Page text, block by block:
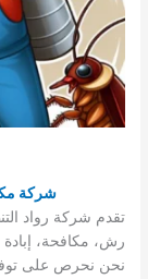
شركة
تقدم شركة رواد
رش، مكافحة،
نحن نحرص على